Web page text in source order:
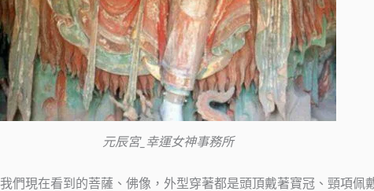
元辰宮_幸運女神事務所
我們現在看到的菩薩、佛像，外型穿著都是頭頂戴著寶冠、頸項